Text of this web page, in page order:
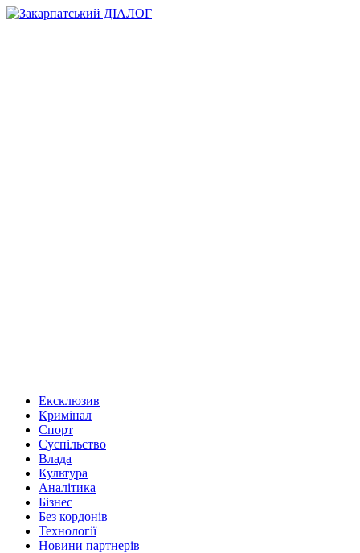
Ексклюзив
Кримінал
Спорт
Суспільство
Влада
Культура
Аналітика
Бізнес
Без кордонів
Технології
Новини партнерів